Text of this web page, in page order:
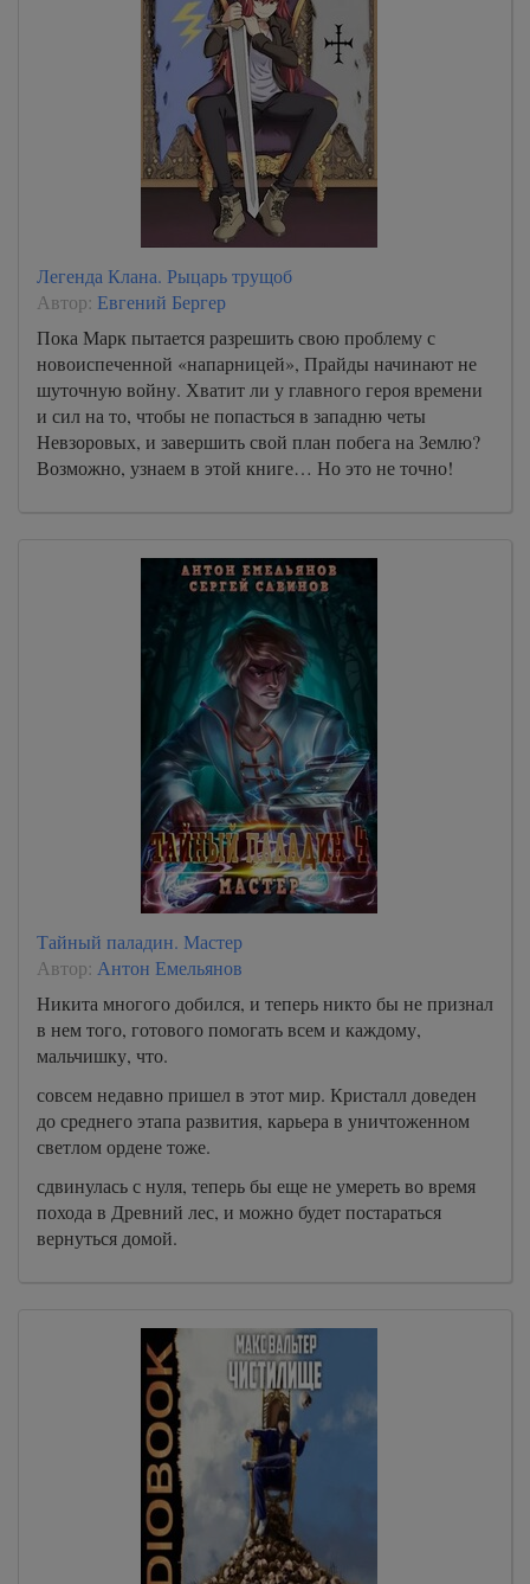
Легенда Клана. Рыцарь трущоб
Автор: Евгений Бергер
Пока Марк пытается разрешить свою проблему с
новоиспеченной «напарницей», Прайды начинают не
шуточную войну. Хватит ли у главного героя времени
и сил на то, чтобы не попасться в западню четы
Невзоровых, и завершить свой план побега на Землю?
Возможно, узнаем в этой книге… Но это не точно!
Тайный паладин. Мастер
Автор: Антон Емельянов
Никита многого добился, и теперь никто бы не признал
в нем того, готового помогать всем и каждому,
мальчишку, что.
совсем недавно пришел в этот мир. Кристалл доведен
до среднего этапа развития, карьера в уничтоженном
светлом ордене тоже.
сдвинулась с нуля, теперь бы еще не умереть во время
похода в Древний лес, и можно будет постараться
вернуться домой.